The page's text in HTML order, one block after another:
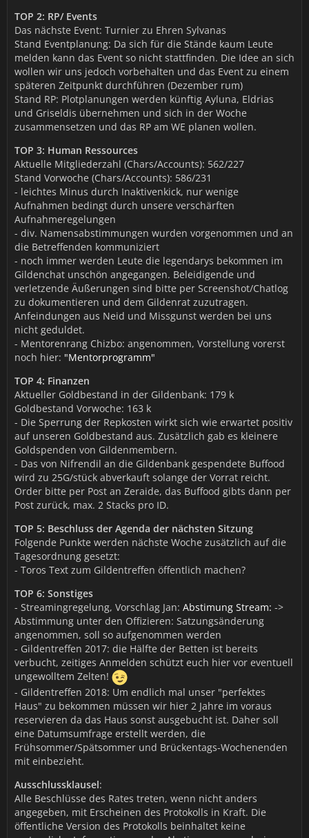
TOP 2: RP/ Events
Das nächste Event: Turnier zu Ehren Sylvanas
Stand Eventplanung: Da sich für die Stände kaum Leute
melden kann das Event so nicht stattfinden. Die Idee an sich
wollen wir uns jedoch vorbehalten und das Event zu einem
späteren Zeitpunkt durchführen (Dezember rum)
Stand RP: Plotplanungen werden künftig Ayluna, Eldrias
und Griseldis übernehmen und sich in der Woche
zusammensetzen und das RP am WE planen wollen.
TOP 3: Human Ressources
Aktuelle Mitgliederzahl (Chars/Accounts): 562/227
Stand Vorwoche (Chars/Accounts): 586/231
- leichtes Minus durch Inaktivenkick, nur wenige
Aufnahmen bedingt durch unsere verschärften
Aufnahmeregelungen
- div. Namensabstimmungen wurden vorgenommen und an
die Betreffenden kommuniziert
- noch immer werden Leute die legendarys bekommen im
Gildenchat unschön angegangen. Beleidigende und
verletzende Äußerungen sind bitte per Screenshot/Chatlog
zu dokumentieren und dem Gildenrat zuzutragen.
Anfeindungen aus Neid und Missgunst werden bei uns
nicht geduldet.
- Mentorenrang Chizbo: angenommen, Vorstellung vorerst
noch hier: "Mentorprogramm"
TOP 4: Finanzen
Aktueller Goldbestand in der Gildenbank: 179 k
Goldbestand Vorwoche: 163 k
- Die Sperrung der Repkosten wirkt sich wie erwartet positiv
auf unseren Goldbestand aus. Zusätzlich gab es kleinere
Goldspenden von Gildenmembern.
- Das von Nifrendil an die Gildenbank gespendete Buffood
wird zu 25G/stück abverkauft solange der Vorrat reicht.
Order bitte per Post an Zeraide, das Buffood gibts dann per
Post zurück, max. 2 Stacks pro ID.
TOP 5: Beschluss der Agenda der nächsten Sitzung
Folgende Punkte werden nächste Woche zusätzlich auf die
Tagesordnung gesetzt:
- Toros Text zum Gildentreffen öffentlich machen?
TOP 6: Sonstiges
- Streamingregelung, Vorschlag Jan: Abstimung Stream: ->
Abstimmung unter den Offizieren: Satzungsänderung
angenommen, soll so aufgenommen werden
- Gildentreffen 2017: die Hälfte der Betten ist bereits
verbucht, zeitiges Anmelden schützt euch hier vor eventuell
ungewolltem Zelten!
- Gildentreffen 2018: Um endlich mal unser "perfektes
Haus" zu bekommen müssen wir hier 2 Jahre im voraus
reservieren da das Haus sonst ausgebucht ist. Daher soll
eine Datumsumfrage erstellt werden, die
Frühsommer/Spätsommer und Brückentags-Wochenenden
mit einbezieht.
Ausschlussklausel:
Alle Beschlüsse des Rates treten, wenn nicht anders
angegeben, mit Erscheinen des Protokolls in Kraft. Die
öffentliche Version des Protokolls beinhaltet keine